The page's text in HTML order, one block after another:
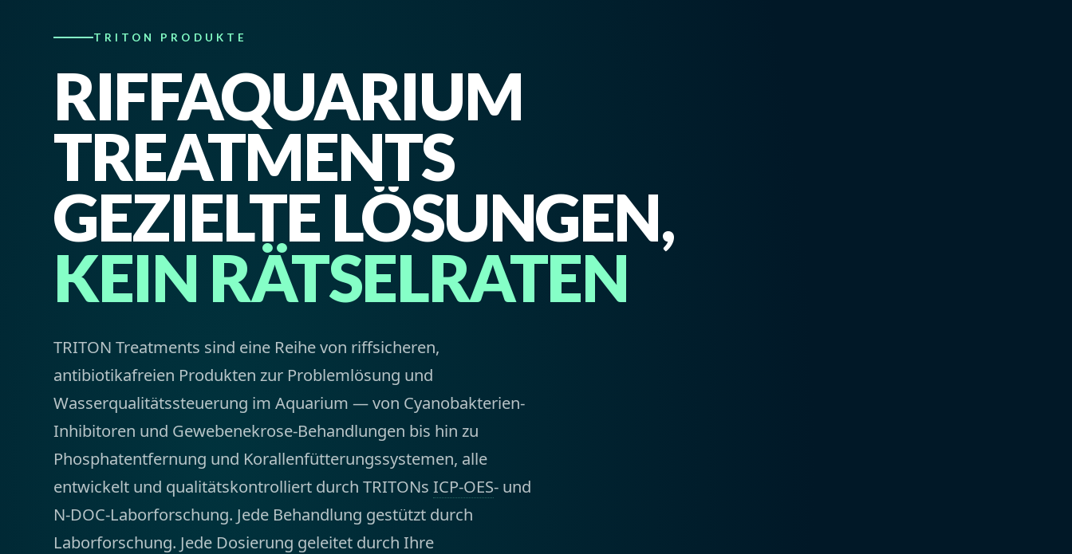
TRITON PRODUKTE
RIFFAQUARIUM
TREATMENTS
GEZIELTE LÖSUNGEN,
KEIN RÄTSELRATEN
TRITON Treatments sind eine Reihe von riffsicheren,
antibiotikafreien Produkten zur Problemlösung und
Wasserqualitätssteuerung im Aquarium — von Cyanobakterien-
Inhibitoren und Gewebenekrose-Behandlungen bis hin zu
Phosphatentfernung und Korallenfütterungssystemen, alle
entwickelt und qualitätskontrolliert durch TRITONsICP-OES- und
N-DOC-Laborforschung. Jede Behandlung gestützt durch
Laborforschung. Jede Dosierung geleitet durch Ihre